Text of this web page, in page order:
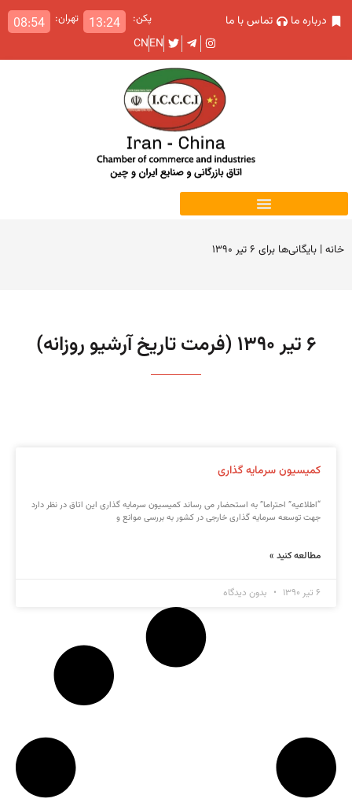
درباره ما تماس با ما پکن: 13:24 تهران: 08:54
EN
CN
خانه| بایگانی‌ها برای ۶ تیر ۱۳۹۰
۶ تیر ۱۳۹۰ (فرمت تاریخ آرشیو روزانه)
کمیسیون سرمایه گذاری
“اطلاعیه” احتراما” به استحضار می رساند کمیسیون سرمایه گذاری این اتاق در نظر دارد
جهت توسعه سرمایه گذاری خارجی در کشور به بررسی موانع و
مطالعه کنید »
۶ تیر ۱۳۹۰ بدون دیدگاه